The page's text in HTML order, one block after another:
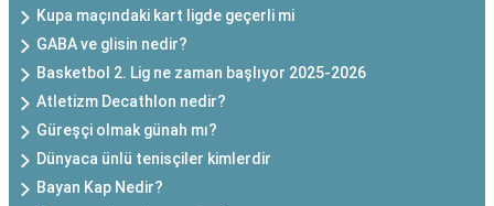
Kupa maçındaki kart ligde geçerli mi
GABA ve glisin nedir?
Basketbol 2. Lig ne zaman başlıyor 2025-2026
Atletizm Decathlon nedir?
Güreşçi olmak günah mı?
Dünyaca ünlü tenisçiler kimlerdir
Bayan Kap Nedir?